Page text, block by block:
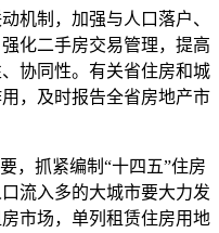
机制，加强与人口落户、
化二手房交易管理，提高
协同性。有关省住房和城
，及时报告全省房地产市
，抓紧编制“十四五”住房
流入多的大城市要大力发
市场，单列租赁住房用地